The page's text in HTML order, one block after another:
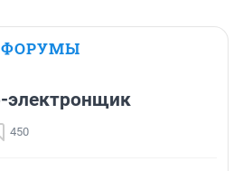
ФОРУМЫ
электронщик
450